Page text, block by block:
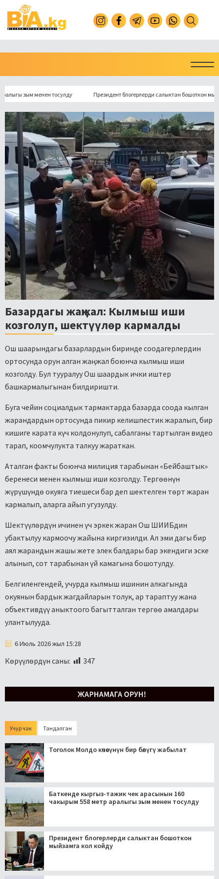
зым менен тосулду Президент блогерлерди салыктан бошоткон мыйзамга
Базардагы жаңжал: Кылмыш иши
козголуп, шектүүлөр кармалды
Ош шаарындагы базарлардын биринде соодагерлердин
ортосунда орун алган жаңжал боюнча кылмыш иши
козголду. Бул тууралуу Ош шаардык ички иштер
башкармалыгынан билдиришти.
Буга чейин социалдык тармактарда базарда соода кылган
жарандардын ортосунда пикир келишпестик жаралып, бир
кишиге карата күч колдонулуп, сабалганы тартылган видео
тарап, коомчулукта талкуу жараткан.
Аталган факты боюнча милиция тарабынан «Бейбаштык»
беренеси менен кылмыш иши козголду. Тергөөнүн
жүрүшүндө окуяга тиешеси бар деп шектелген төрт жаран
кармалып, аларга айып угузулду.
Шектүүлөрдүн ичинен үч эркек жаран Ош ШИИБдин
убактылуу кармоочу жайына киргизилди. Ал эми дагы бир
аял жарандын жашы жете элек балдары бар экендиги эске
алынып, сот тарабынан үй камагына бошотулду.
Белгиленгендей, учурда кылмыш ишинин алкагында
окуянын бардык жагдайларын толук, ар тараптуу жана
объективдүү аныктоого багытталган тергөө амалдары
улантылууда.
6 Июль 2026 жыл 15:28
Көрүүлөрдүн саны: 347
Учур чак Тандалган
Тоголок Молдо көчөсүнүн бир бөлүгү жабылат
Баткенде кыргыз-тажик чек арасынын 160
чакырым 558 метр аралыгы зым менен тосулду
Президент блогерлерди салыктан бошоткон
мыйзамга кол койду